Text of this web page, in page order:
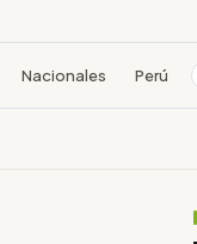
Nacionales Perú